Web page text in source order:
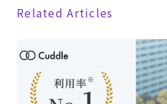
Related Articles